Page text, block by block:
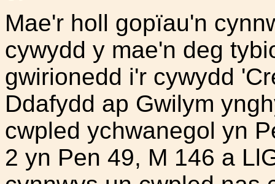
Mae'r holl gopïau'n
cywydd y mae'n deg
gwirionedd i'r cywydd
Ddafydd ap Gwilym
cwpled ychwanegol yn
2 yn Pen 49, M 146 a